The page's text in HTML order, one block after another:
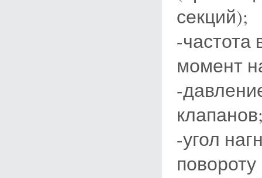
секций);
-
момент
-
-угол